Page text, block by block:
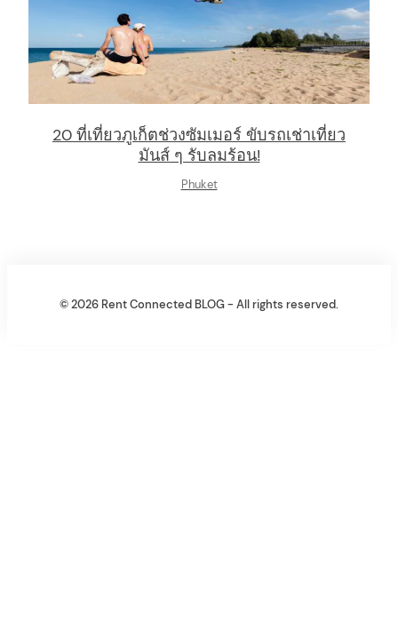
20 ที่เที่ยวภูเก็ตช่วงซัมเมอร์ ขับรถเช่าเที่ยว
มันส์ ๆ รับลมร้อน!
Phuket
© 2026 Rent Connected BLOG - All rights reserved.